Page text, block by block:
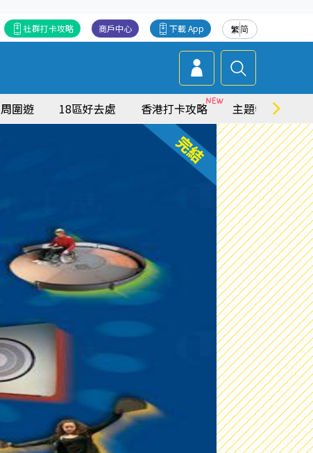
繁简
下載 App
商戶中心
社群打卡攻略
周圍遊 18區好去處 香港打卡攻略 主題特集